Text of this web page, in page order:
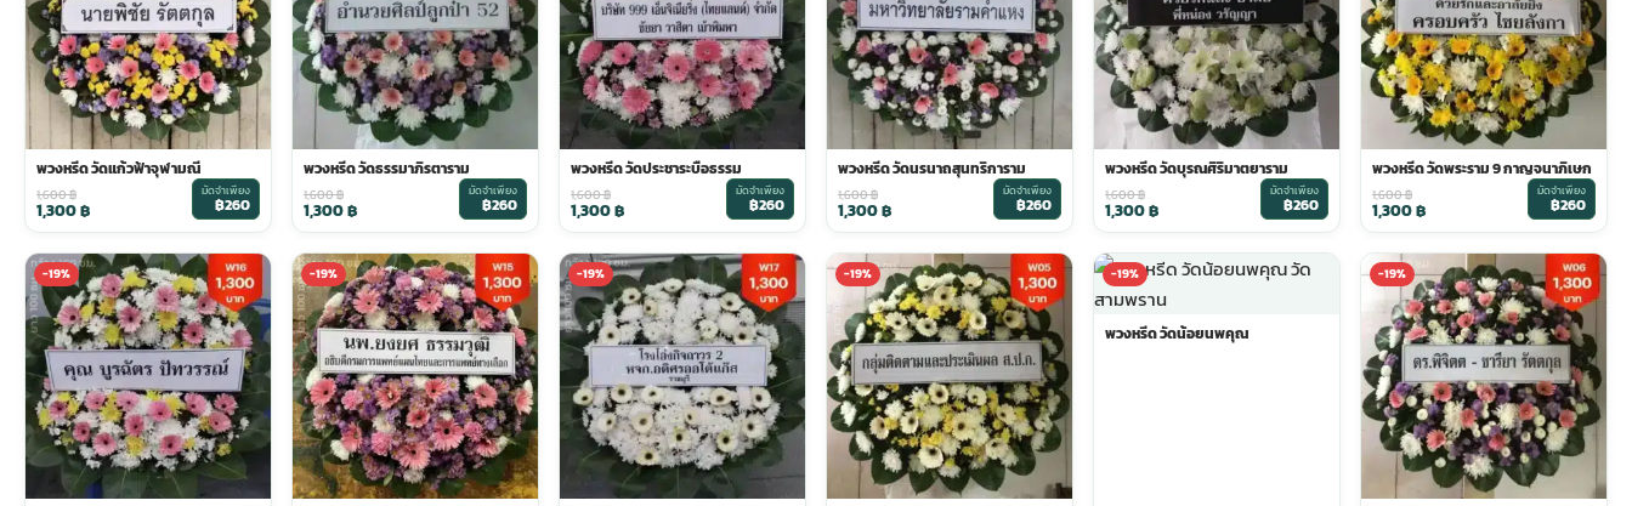
จัดดอกไม้หน้าโลง
ดอกไม้ศพ
ดอกไม้งานศพ ส่งด่วน
ดอกไม้งานศพ กรุงเทพ
ดอกไม้งานศพ ปากคลองตลาด
ร้านดอกไม้งานศพ ใกล้ฉัน
ดอกไม้งานศพ ราคาถูก
พวงหรีด ปากคลองตลาด
พวงหรีดราคาถูก
พวงหรีดดอกไม้สด
พวงหรีดดอกไม้สด ราคาถูก
สั่งพวงหรีด ออนไลน์
ส่งพวงหรีด ด่วน กรุงเทพ
ร้านพวงหรีด กรุงเทพ ส่งฟรี
หน้าเมรุ
มรุ ราคาถูก
ม้หน้าเมรุ
ระดับเมรุ
มรุ ออนไลน์
มรุ ส่งด่วน
น้าเมรุ กรุงเทพ
พวงหรีดพัดลม ปากคลองตลาด
พวงหรีดพัดลม แบบสวยๆ
ขั้นตอนจัดงานศพ
จัดงานศพ ราคาถูก
พวงหรีด วัดแก้วฟ้าจุฬามณี
1,600฿
1,300฿
มัดจำเพียง
฿260
พวงหรีด วัดธรรมาภิรตาราม
1,600฿
1,300฿
มัดจำเพียง
฿260
พวงหรีด วัดประชาระบือธรรม
1,600฿
1,300฿
มัดจำเพียง
฿260
พวงหรีด วัดนรนาถสุนทริการาม
1,600฿
1,300฿
มัดจำเพียง
฿260
พวงหรีด วัดบุรณศิริมาตยาราม
1,600฿
1,300฿
มัดจำเพียง
฿260
พวงหรีด วัดพระราม 9 กาญจนาภิเษก
1,600฿
1,300฿
มัดจำเพียง
฿260
-19% -19% -19% -19% -19%
พวงหรีด วัดน้อยนพคุณ
-19%